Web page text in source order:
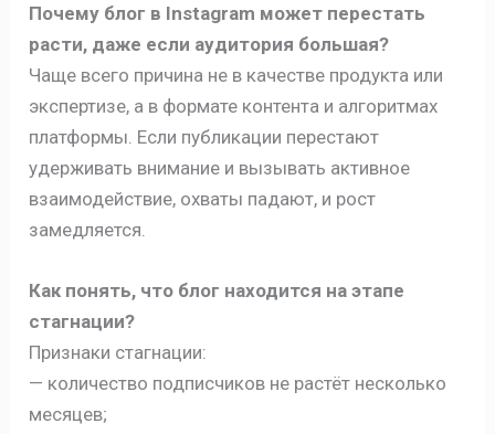
Почему блог в Instagram может перестать
расти, даже если аудитория большая?
Чаще всего причина не в качестве продукта или
экспертизе, а в формате контента и алгоритмах
платформы. Если публикации перестают
удерживать внимание и вызывать активное
взаимодействие, охваты падают, и рост
замедляется.
Как понять, что блог находится на этапе
стагнации?
Признаки стагнации:
— количество подписчиков не растёт несколько
месяцев;